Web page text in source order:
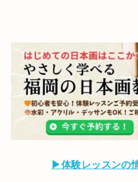
▶体験レッスンの